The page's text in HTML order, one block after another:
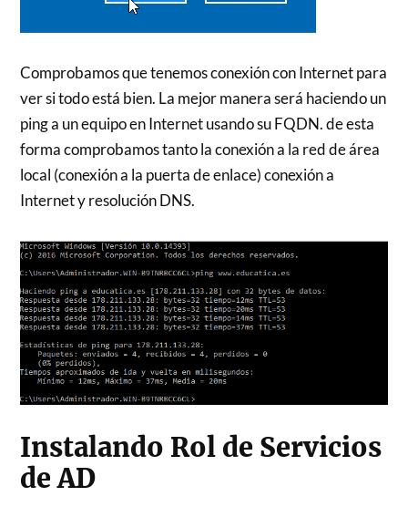
Comprobamos que tenemos conexión con Internet para
ver si todo está bien. La mejor manera será haciendo un
ping a un equipo en Internet usando su FQDN. de esta
forma comprobamos tanto la conexión a la red de área
local (conexión a la puerta de enlace) conexión a
Internet y resolución DNS.
Instalando Rol de Servicios
de AD